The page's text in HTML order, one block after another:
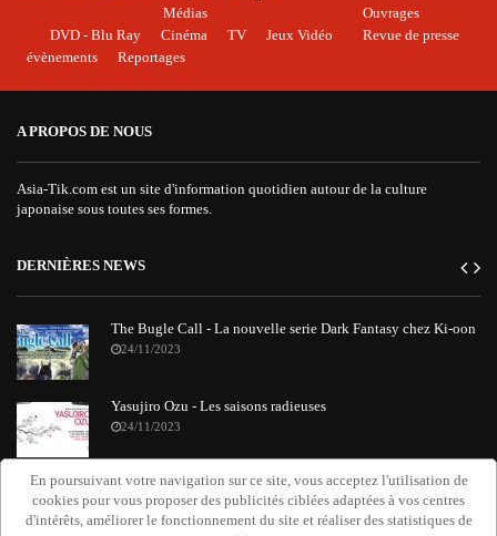
Médias
DVD - Blu Ray
Cinéma TV Jeux Vidéo
Ouvrages
Revue de presse
évènements
Reportages
A PROPOS DE NOUS
Asia-Tik.com est un site d'information quotidien autour de la culture
japonaise sous toutes ses formes.
DERNIÈRES NEWS
The Bugle Call - La nouvelle serie Dark Fantasy chez Ki-oon
24/11/2023
Yasujiro Ozu - Les saisons radieuses
24/11/2023
"Requiem Attack on Titan" : le nouvel album orchestral de
Grissini Project
20/11/2023
En poursuivant votre navigation sur ce site, vous acceptez l'utilisation de
cookies pour vous proposer des publicités ciblées adaptées à vos centres
d'intérêts, améliorer le fonctionnement du site et réaliser des statistiques de